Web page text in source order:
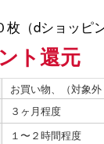
（dショッピン
ト還元
お買い物、（対象外
３ヶ月程度
１〜２時間程度